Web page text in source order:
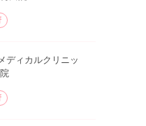
ディカルクリニッ